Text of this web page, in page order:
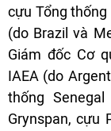
cựu Tổng thống
(do Brazil và
Giám đốc Cơ
IAEA (do
thống
Grynspan, cựu